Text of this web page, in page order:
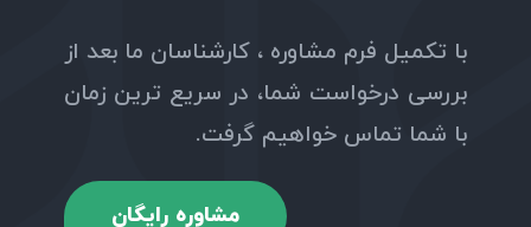
با تکمیل فرم مشاوره ، کارشناسان ما بعد از
بررسی درخواست شما، در سریع ترین زمان
با شما تماس خواهیم گرفت.
مشاوره رایگان